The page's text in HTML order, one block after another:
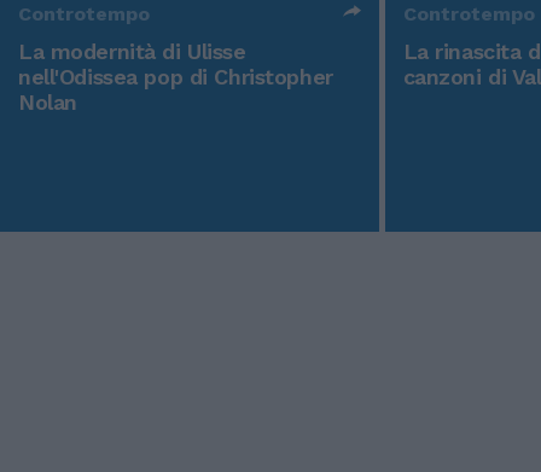
Controtempo
La modernità di Ulisse
nell'Odissea pop di Christopher
Nolan
Controtempo
La rinascita
canzoni di